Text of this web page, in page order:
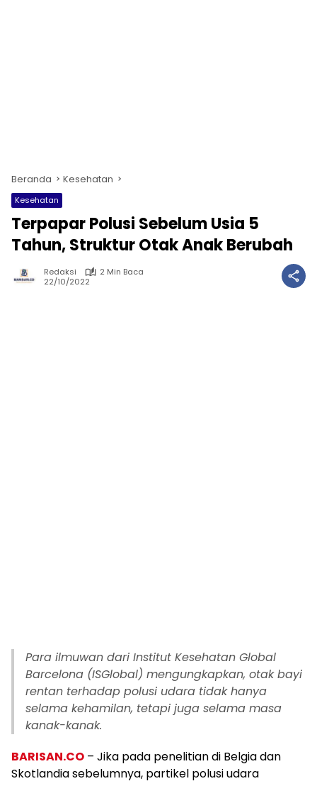
Beranda Kesehatan
Kesehatan
Terpapar Polusi Sebelum Usia 5
Tahun, Struktur Otak Anak Berubah
Redaksi
2 Min Baca
22/10/2022
Para ilmuwan dari Institut Kesehatan Global
Barcelona (ISGlobal) mengungkapkan, otak bayi
rentan terhadap polusi udara tidak hanya
selama kehamilan, tetapi juga selama masa
kanak-kanak.
BARISAN.CO – Jika pada penelitian di Belgia dan
Skotlandia sebelumnya, partikel polusi udara